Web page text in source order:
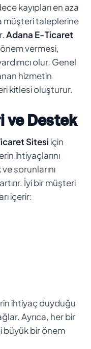
kayıpları en aza
müşteri taleplerine
Adana E-Ticaret
vermesi,
olur. Genel
hizmetin
kitlesi oluşturur.
ve Destek
Sitesiiçin
ihtiyaçlarını
sorunlarını
İyi bir müşteri
içerir:
ihtiyaç duyduğu
Ayrıca, her bir
büyük bir önem